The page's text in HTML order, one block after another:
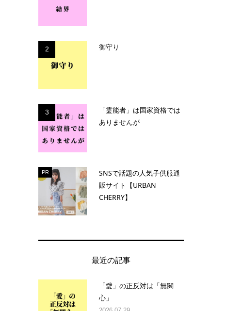
2 御守り
3
「霊能者」は国家資格では
ありませんが
PR
SNSで話題の人気子供服通
販サイト【URBAN
CHERRY】
最近の記事
「愛」の正反対は「無関
心」